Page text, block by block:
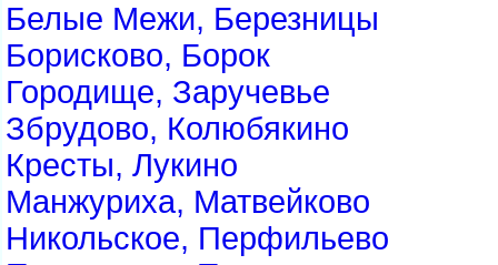
Белые Межи, Березницы
Борисково, Борок
Городище, Заручевье
Збрудово, Колюбякино
Кресты, Лукино
Манжуриха, Матвейково
Никольское, Перфильево